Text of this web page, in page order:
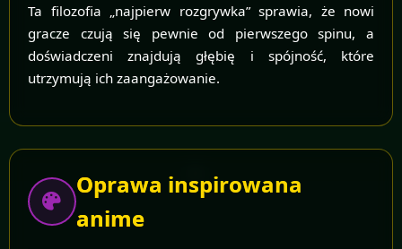
Ta filozofia „najpierw rozgrywka” sprawia, że nowi
gracze czują się pewnie od pierwszego spinu, a
doświadczeni znajdują głębię i spójność, które
utrzymują ich zaangażowanie.
Oprawa inspirowana
anime